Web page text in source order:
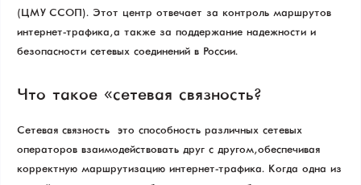
(ЦМУ ССОП). Этот центр отвечает за контроль маршрутов
интернет-трафика, а также за поддержание надежности и
безопасности сетевых соединений в России.
Что такое «сетевая связность»?
Сетевая связность — это способность различных сетевых
операторов взаимодействовать друг с другом, обеспечивая
корректную маршрутизацию интернет-трафика. Когда одна из